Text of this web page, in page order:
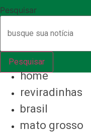
Pesquisar
Pesquisar
home
reviradinhas
brasil
mato grosso